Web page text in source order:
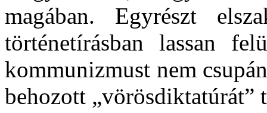
magában. Egyrészt
történetírásban lassan
kommunizmust nem
behozott